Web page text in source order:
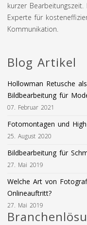
kurzer
Experte für
Kommunikation.
Blog Artikel
Hollowman Retusche
Bildbearbeitung für
07. Februar 2021
Fotomontagen und
25. August 2020
Bildbearbeitung für
27. Mai 2019
Welche Art von
Onlineauftritt?
27. Mai 2019